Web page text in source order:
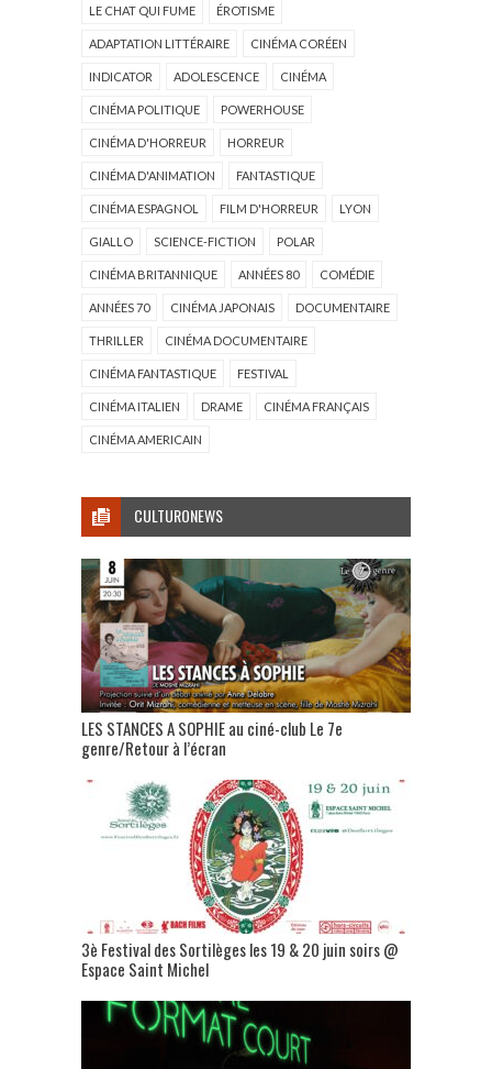
LE CHAT QUI FUME ÉROTISME
ADAPTATION LITTÉRAIRE CINÉMA CORÉEN
INDICATOR ADOLESCENCE CINÉMA
CINÉMA POLITIQUE POWERHOUSE
CINÉMA D'HORREUR HORREUR
CINÉMA D'ANIMATION FANTASTIQUE
CINÉMA ESPAGNOL FILM D'HORREUR LYON
GIALLO SCIENCE-FICTION POLAR
CINÉMA BRITANNIQUE ANNÉES 80 COMÉDIE
ANNÉES 70 CINÉMA JAPONAIS DOCUMENTAIRE
THRILLER CINÉMA DOCUMENTAIRE
CINÉMA FANTASTIQUE FESTIVAL
CINÉMA ITALIEN DRAME CINÉMA FRANÇAIS
CINÉMA AMERICAIN
CULTURONEWS
LES STANCES A SOPHIE au ciné-club Le 7e
genre/Retour à l’écran
3è Festival des Sortilèges les 19 & 20 juin soirs @
Espace Saint Michel